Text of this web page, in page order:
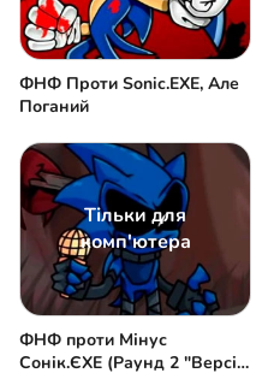
ФНФ Проти Sonic.EXE, Але
Поганий
Тільки для
комп'ютера
ФНФ проти Мінус
Сонік.ЄХЕ (Раунд 2 "Версія